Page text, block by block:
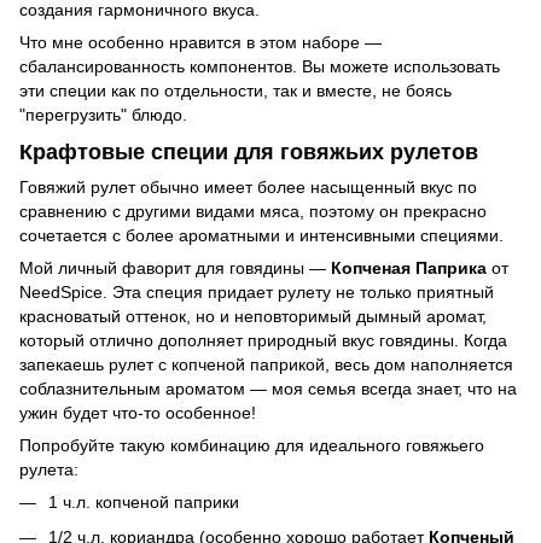
создания гармоничного вкуса.
Что мне особенно нравится в этом наборе —
сбалансированность компонентов. Вы можете использовать
эти специи как по отдельности, так и вместе, не боясь
"перегрузить" блюдо.
Крафтовые специи для говяжьих рулетов
Говяжий рулет обычно имеет более насыщенный вкус по
сравнению с другими видами мяса, поэтому он прекрасно
сочетается с более ароматными и интенсивными специями.
Мой личный фаворит для говядины — Копченая Паприка от
NeedSpice. Эта специя придает рулету не только приятный
красноватый оттенок, но и неповторимый дымный аромат,
который отлично дополняет природный вкус говядины. Когда
запекаешь рулет с копченой паприкой, весь дом наполняется
соблазнительным ароматом — моя семья всегда знает, что на
ужин будет что-то особенное!
Попробуйте такую комбинацию для идеального говяжьего
рулета:
1 ч.л. копченой паприки
1/2 ч.л. кориандра (особенно хорошо работает Копченый